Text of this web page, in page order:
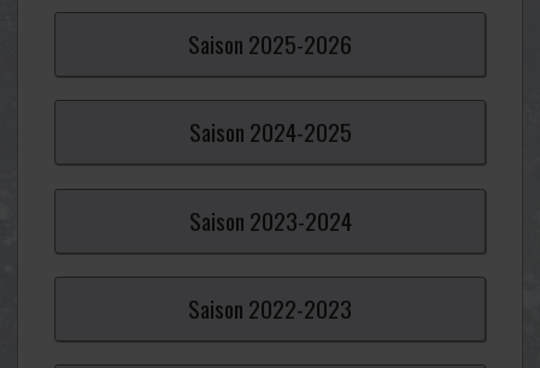
Saison 2025-2026
Saison 2024-2025
Saison 2023-2024
Saison 2022-2023